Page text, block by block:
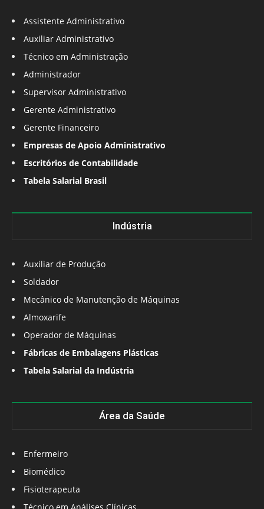
Assistente Administrativo
Auxiliar Administrativo
Técnico em Administração
Administrador
Supervisor Administrativo
Gerente Administrativo
Gerente Financeiro
Empresas de Apoio Administrativo
Escritórios de Contabilidade
Tabela Salarial Brasil
Indústria
Auxiliar de Produção
Soldador
Mecânico de Manutenção de Máquinas
Almoxarife
Operador de Máquinas
Fábricas de Embalagens Plásticas
Tabela Salarial da Indústria
Área da Saúde
Enfermeiro
Biomédico
Fisioterapeuta